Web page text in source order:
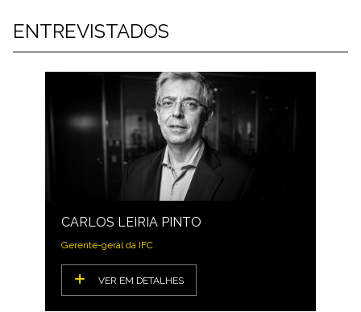
ENTREVISTADOS
CARLOS LEIRIA PINTO
Gerente-geral da IFC
VER EM DETALHES